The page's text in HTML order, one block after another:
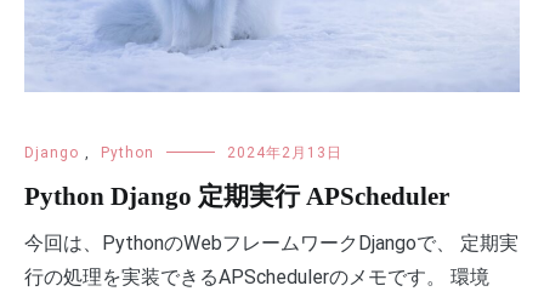
Django , Python 2024年2月13日
Python Django 定期実行 APScheduler
今回は、PythonのWebフレームワークDjangoで、 定期実
行の処理を実装できるAPSchedulerのメモです。 環境